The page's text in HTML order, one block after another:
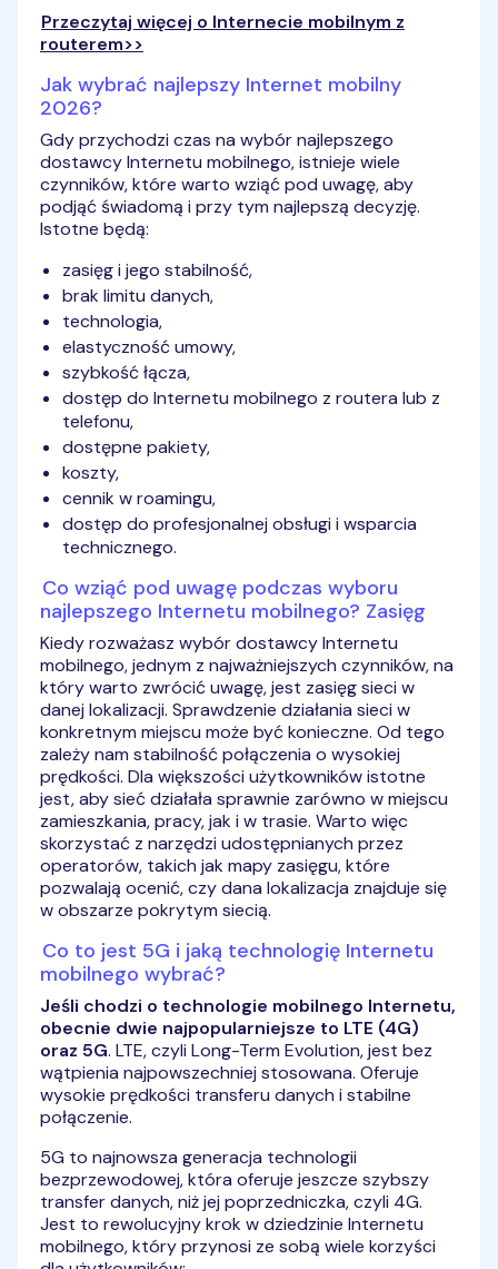
Przeczytaj więcej o Internecie mobilnym z
routerem>>
Jak wybrać najlepszy Internet mobilny
2026?
Gdy przychodzi czas na wybór najlepszego
dostawcy Internetu mobilnego, istnieje wiele
czynników, które warto wziąć pod uwagę, aby
podjąć świadomą i przy tym najlepszą decyzję.
Istotne będą:
zasięg i jego stabilność,
brak limitu danych,
technologia,
elastyczność umowy,
szybkość łącza,
dostęp do Internetu mobilnego z routera lub z
telefonu,
dostępne pakiety,
koszty,
cennik w roamingu,
dostęp do profesjonalnej obsługi i wsparcia
technicznego.
Co wziąć pod uwagę podczas wyboru
najlepszego Internetu mobilnego? Zasięg
Kiedy rozważasz wybór dostawcy Internetu
mobilnego, jednym z najważniejszych czynników, na
który warto zwrócić uwagę, jest zasięg sieci w
danej lokalizacji. Sprawdzenie działania sieci w
konkretnym miejscu może być konieczne. Od tego
zależy nam stabilność połączenia o wysokiej
prędkości. Dla większości użytkowników istotne
jest, aby sieć działała sprawnie zarówno w miejscu
zamieszkania, pracy, jak i w trasie. Warto więc
skorzystać z narzędzi udostępnianych przez
operatorów, takich jak mapy zasięgu, które
pozwalają ocenić, czy dana lokalizacja znajduje się
w obszarze pokrytym siecią.
Co to jest 5G i jaką technologię Internetu
mobilnego wybrać?
Jeśli chodzi o technologie mobilnego Internetu,
obecnie dwie najpopularniejsze to LTE (4G)
oraz 5G. LTE, czyli Long-Term Evolution, jest bez
wątpienia najpowszechniej stosowana. Oferuje
wysokie prędkości transferu danych i stabilne
połączenie.
5G to najnowsza generacja technologii
bezprzewodowej, która oferuje jeszcze szybszy
transfer danych, niż jej poprzedniczka, czyli 4G.
Jest to rewolucyjny krok w dziedzinie Internetu
mobilnego, który przynosi ze sobą wiele korzyści